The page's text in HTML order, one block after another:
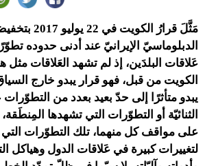
مَثَّلَ قرارُ الكويت
الدبلوماسيّ الإيرانيّ عند أدنى حدوده
عَلاقات البلدَين، إذ لم تشهد العَلاقات
الكويت من قبل، فهو قرار يبدو خارج
يبدو متأثرًا إلى حدّ بعيد بعدد من
الثنائيّة أو التطوّرات التي تشهدها
على مواقف كل منهما، تلك التطوّرات التي
لتغييرات كبيرة في عَلاقات الدول وهياكل